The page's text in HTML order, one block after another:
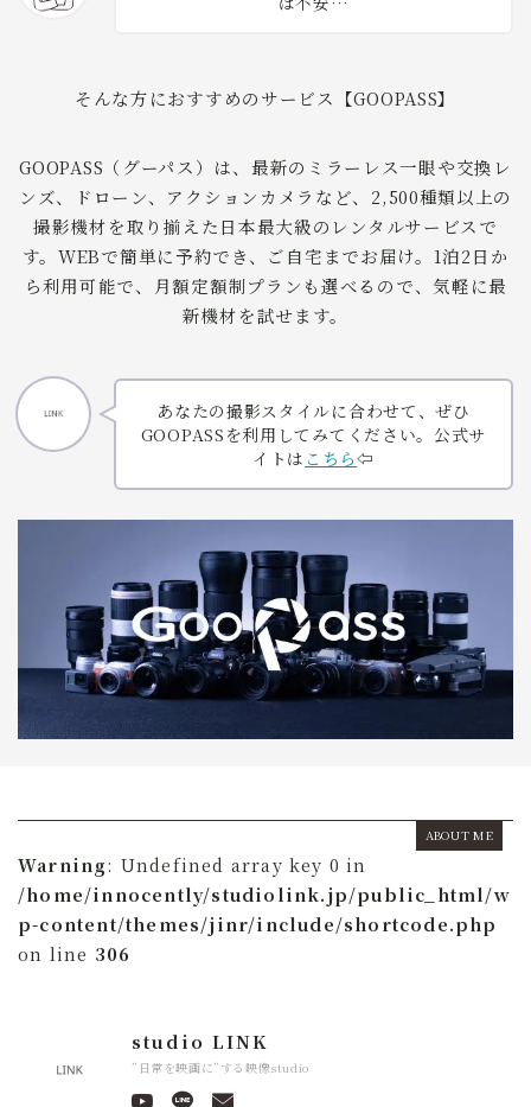
そんな方におすすめのサービス【GOOPASS】
GOOPASS（グーパス）は、最新のミラーレス一眼や交換レ
ンズ、ドローン、アクションカメラなど、2,500種類以上の
撮影機材を取り揃えた日本最大級のレンタルサービスで
す。WEBで簡単に予約でき、ご自宅までお届け。1泊2日か
ら利用可能で、月額定額制プランも選べるので、気軽に最
新機材を試せます。
あなたの撮影スタイルに合わせて、ぜひ
GOOPASSを利用してみてください。公式サ
イトは こちら⇦
ABOUT ME
Warning: Undefined array key 0 in
/home/innocently/studiolink.jp/public_html/w
p-content/themes/jinr/include/shortcode.php
on line 306
studio LINK
”日常を映画に”する映像studio